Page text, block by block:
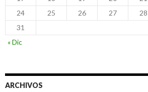
24
25 26 27 28
31
« Dic
ARCHIVOS